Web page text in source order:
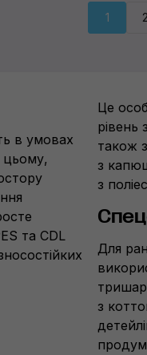
1 2
в умовах
цьому,
та CDL
Це
рівень
також
з
з
Для
з